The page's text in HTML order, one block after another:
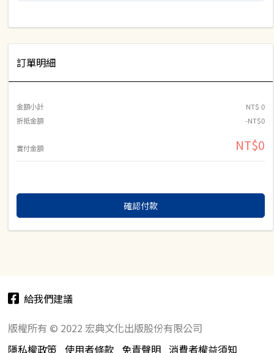
訂單明細
金額小計
NT$ 0
折抵金額
-NT$0
實付金額 NT$0
確認付款
給我們建議
版權所有 © 2022 宏典文化出版股份有限公司
隱私權政策 使用者條款 免責聲明 消費者權益須知